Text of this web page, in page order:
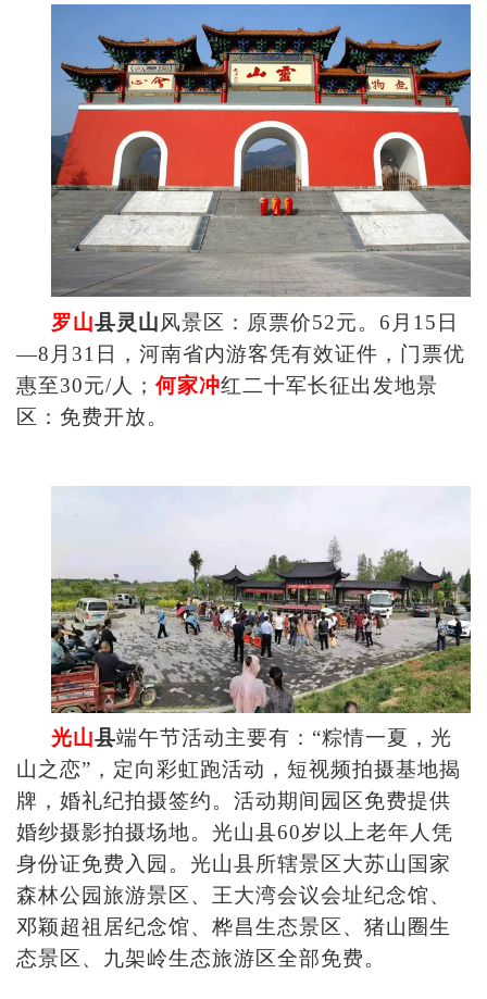
罗山县灵山风景区：原票价52元。6月15日
—8月31日，河南省内游客凭有效证件，门票优
惠至30元/人； 何家冲红二十军长征出发地景
区：免费开放。
光山县端午节活动主要有：“粽情一夏，光
山之恋”，定向彩虹跑活动，短视频拍摄基地揭
牌，婚礼纪拍摄签约。活动期间园区免费提供
婚纱摄影拍摄场地。光山县60岁以上老年人凭
身份证免费入园。光山县所辖景区大苏山国家
森林公园旅游景区、王大湾会议会址纪念馆、
邓颖超祖居纪念馆、桦昌生态景区、猪山圈生
态景区、九架岭生态旅游区全部免费。